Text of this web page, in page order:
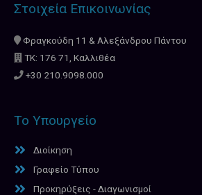
Στοιχεία Επικοινωνίας
Φραγκούδη 11 & Αλεξάνδρου Πάντου
ΤΚ: 176 71, Καλλιθέα
+30 210.9098.000
Το Υπουργείο
Διοίκηση
Γραφείο Τύπου
Προκηρύξεις - Διαγωνισμοί